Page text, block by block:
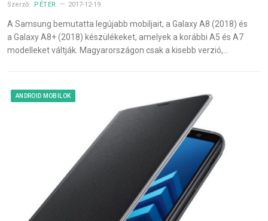
Szerző: PÉTER 2017-12-19
A Samsung bemutatta legújabb mobiljait, a Galaxy A8 (2018) és
a Galaxy A8+ (2018) készülékeket, amelyek a korábbi A5 és A7
modelleket váltják. Magyarországon csak a kisebb verzió,…
ANDROID MOBILOK